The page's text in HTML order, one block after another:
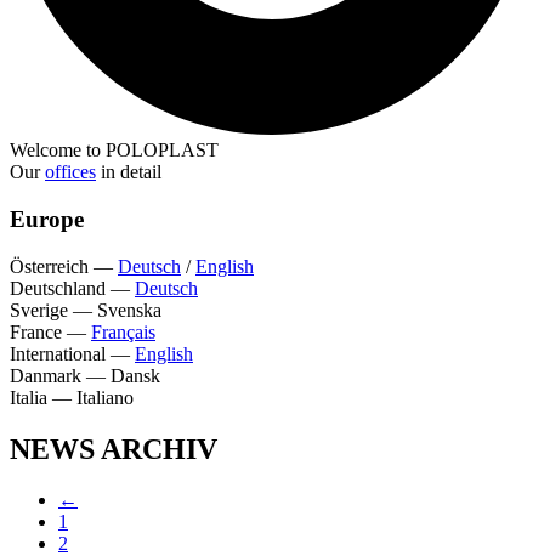
Welcome to POLOPLAST
Ouroffices in detail
Europe
Österreich — Deutsch /English
Deutschland — Deutsch
Sverige — Svenska
France — Français
International — English
Danmark — Dansk
Italia — Italiano
NEWS ARCHIV
←
1
2